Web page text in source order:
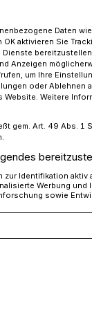
Süd
RWE
die
mit
Daten
OK aktivieren Sie
Dienste
Anzeigen
um Ihre
oder Ablehnen
Weitere
gem. Art. 49 Abs. 1
Identifikation aktiv
Werbung und
sowie